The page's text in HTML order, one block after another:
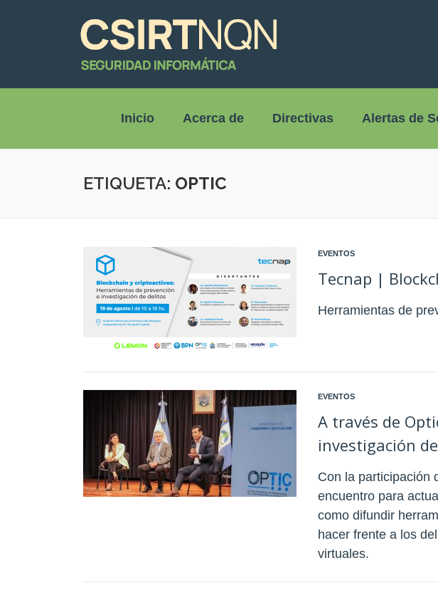
Inicio Acerca de Directivas Alertas de
ETIQUETA: OPTIC
EVENTOS
Tecnap |
Herramientas de
EVENTOS
A través de
investigación
Con la participación
encuentro para
como difundir
hacer frente a los
virtuales.